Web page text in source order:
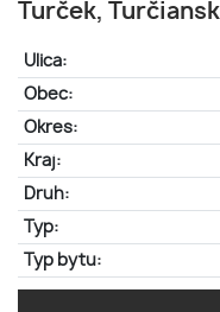
Turček,
Ulica:
Obec:
Okres:
Kraj:
Druh:
Typ:
Typ bytu: